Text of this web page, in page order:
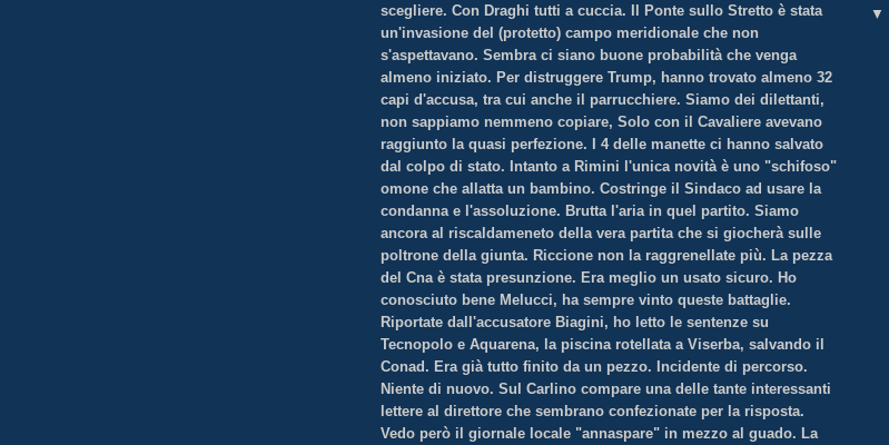
scegliere. Con Draghi tutti a cuccia. Il Ponte sullo Stretto è stata
un'invasione del (protetto) campo meridionale che non
s'aspettavano. Sembra ci siano buone probabilità che venga
almeno iniziato. Per distruggere Trump, hanno trovato almeno 32
capi d'accusa, tra cui anche il parrucchiere. Siamo dei dilettanti,
non sappiamo nemmeno copiare, Solo con il Cavaliere avevano
raggiunto la quasi perfezione. I 4 delle manette ci hanno salvato
dal colpo di stato. Intanto a Rimini l'unica novità è uno "schifoso"
omone che allatta un bambino. Costringe il Sindaco ad usare la
condanna e l'assoluzione. Brutta l'aria in quel partito. Siamo
ancora al riscaldameneto della vera partita che si giocherà sulle
poltrone della giunta. Riccione non la raggrenellate più. La pezza
del Cna è stata presunzione. Era meglio un usato sicuro. Ho
conosciuto bene Melucci, ha sempre vinto queste battaglie.
Riportate dall'accusatore Biagini, ho letto le sentenze su
Tecnopolo e Aquarena, la piscina rotellata a Viserba, salvando il
Conad. Era già tutto finito da un pezzo. Incidente di percorso.
Niente di nuovo. Sul Carlino compare una delle tante interessanti
lettere al direttore che sembrano confezionate per la risposta.
Vedo però il giornale locale "annaspare" in mezzo al guado. La
▼